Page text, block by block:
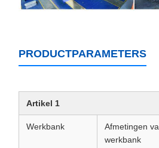
PRODUCTPARAMETERS
Artikel 1
Werkbank
Afmetingen
werkbank